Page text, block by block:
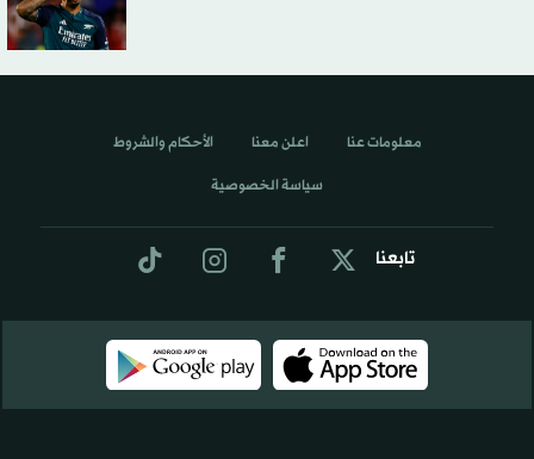
تابعنا
معلومات عنا اعلن معنا الأحكام والشروط
سياسة الخصوصية